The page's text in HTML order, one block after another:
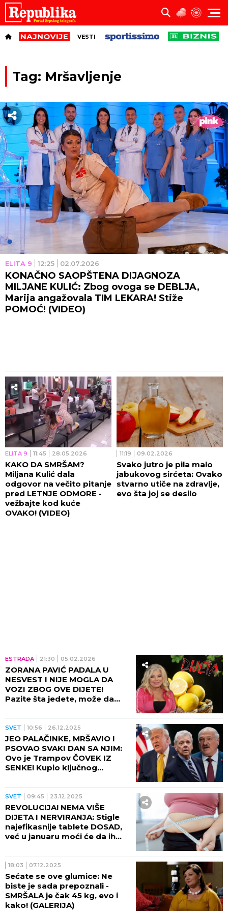
VESTI
Tag: Mršavljenje
ELITA 9 12:25 02.07.2026
KONAČNO SAOPŠTENA DIJAGNOZA
MILJANE KULIĆ: Zbog ovoga se DEBLJA,
Marija angažovala TIM LEKARA! Stiže
POMOĆ! (VIDEO)
ELITA 9 11:45 28.05.2026
KAKO DA SMRŠAM?
Miljana Kulić dala
odgovor na večito pitanje
pred LETNJE ODMORE -
vežbajte kod kuće
OVAKO! (VIDEO)
11:19 09.02.2026
Svako jutro je pila malo
jabukovog sirćeta: Ovako
stvarno utiče na zdravlje,
evo šta joj se desilo
ESTRADA 21:30 05.02.2026
ZORANA PAVIĆ PADALA U
NESVEST I NIJE MOGLA DA
VOZI ZBOG OVE DIJETE!
Pazite šta jedete, može da
SVET 10:56 26.12.2025
JEO PALAČINKE, MRŠAVIO I
PSOVAO SVAKI DAN SA NJIM:
Ovo je Trampov ČOVEK IZ
SENKE! Kupio ključnog
SVET 09:45 23.12.2025
REVOLUCIJA! NEMA VIŠE
DIJETA I NERVIRANJA: Stigle
najefikasnije tablete DOSAD,
već u januaru moći će da ih
18:03 07.12.2025
Sećate se ove glumice: Ne
biste je sada prepoznali -
SMRŠALA je čak 45 kg, evo i
kako! (GALERIJA)